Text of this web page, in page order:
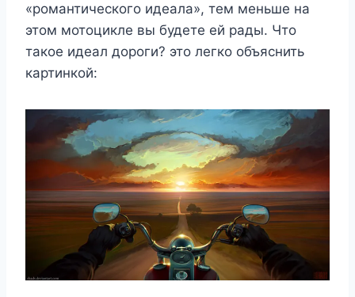
«романтического идеала», тем меньше на
этом мотоцикле вы будете ей рады. Что
такое идеал дороги? это легко объяснить
картинкой: